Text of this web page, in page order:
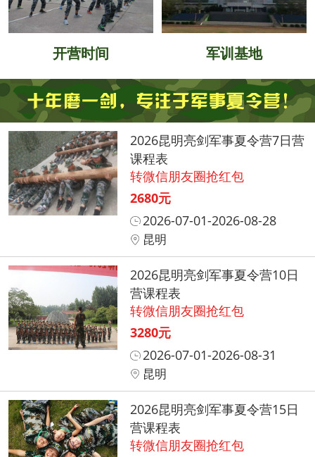
开营时间 军训基地
2026昆明亮剑军事夏令营7日营
课程表
转微信朋友圈抢红包
2680元
2026-07-01-2026-08-28
昆明
2026昆明亮剑军事夏令营10日
营课程表
转微信朋友圈抢红包
3280元
2026-07-01-2026-08-31
昆明
2026昆明亮剑军事夏令营15日
营课程表
转微信朋友圈抢红包